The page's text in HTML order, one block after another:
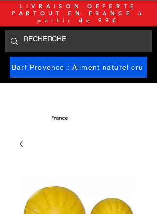
Barf Provence : Aliment naturel cru
LIVRAISON OFFERTE
PARTOUT EN FRANCE à
partir de 99€